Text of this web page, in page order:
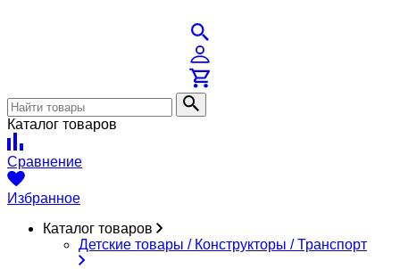
Каталог товаров
Сравнение
Избранное
Каталог товаров
Детские товары / Конструкторы / Транспорт